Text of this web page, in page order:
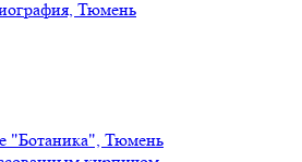
Тюмень
"Ботаника", Тюмень